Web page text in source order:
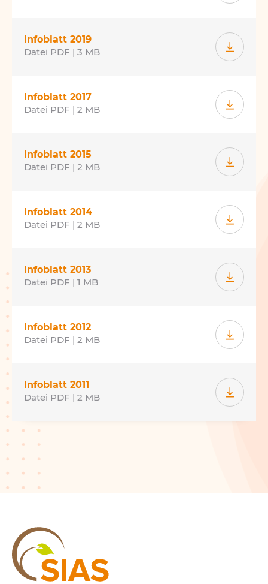
Infoblatt 2019
Datei PDF | 3 MB
Infoblatt 2017
Datei PDF | 2 MB
Infoblatt 2015
Datei PDF | 2 MB
Infoblatt 2014
Datei PDF | 2 MB
Infoblatt 2013
Datei PDF | 1 MB
Infoblatt 2012
Datei PDF | 2 MB
Infoblatt 2011
Datei PDF | 2 MB